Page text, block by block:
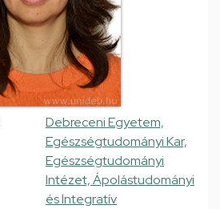
Debreceni Egyetem,
Egészségtudományi Kar,
Egészségtudományi
Intézet, Ápolástudományi
és Integratív